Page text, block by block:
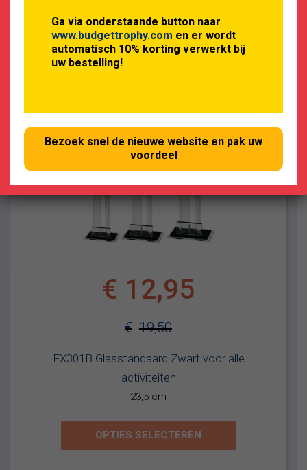
FX301B Glasstandaard Zwart voor alle
activiteiten
€ 19,50
Oorspronkelijke
€ 12,95
Huidige
23,5 cm
OPTIES SELECTEREN
Ga via onderstaande button naar
www.budgettrophy.com en er wordt
automatisch 10% korting verwerkt bij
uw bestelling!
Bezoek snel de nieuwe website en pak uw
voordeel